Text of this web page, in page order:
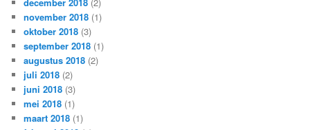
november 2018 (1)
oktober 2018 (3)
september 2018 (1)
augustus 2018 (2)
juli 2018 (2)
juni 2018 (3)
mei 2018 (1)
maart 2018 (1)